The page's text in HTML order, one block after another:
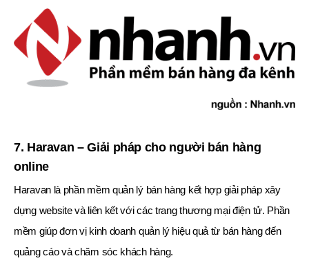
7. Haravan – Giải pháp cho người bán hàng
online
Haravan là phần mềm quản lý bán hàng kết hợp giải pháp xây
dựng website và liên kết với các trang thương mại điện tử. Phần
mềm giúp đơn vị kinh doanh quản lý hiệu quả từ bán hàng đến
quảng cáo và chăm sóc khách hàng.